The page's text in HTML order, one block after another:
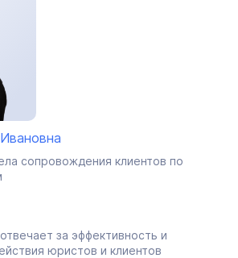
сопровождения клиентов по
за эффективность и
юристов и клиентов